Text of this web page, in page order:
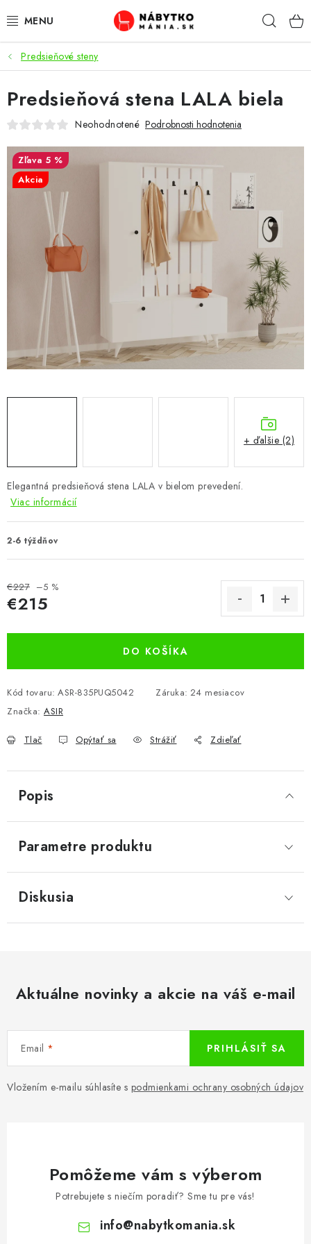
na
VÝPREDAJ
NOVINKY
OBÝVACIA IZBA
KUCHYŇA
SPÁĽŇA
PREDSIENE
PRACOVŇA / KANCELÁRIA
KÚPEĽŇA
DETSKÉ A ŠTUDENTSKÉ
Kontakty Podmienky ochrany osobných údajov
Obchodné podmienky 2024
Predsieňové steny
Elegantná predsieňová stena LALA v bielom prevedení.
Viac informácií
2-6 týždňov
€227 –5 %
€215
DO KOŠÍKA
Kód tovaru: ASR-835PUQ5042 Záruka: 24 mesiacov
Značka: ASIR
Tlač Opýtať sa Strážiť Zdieľať
Predsieňová stena LALA biela
Neohodnotené Podrobnosti hodnotenia
5 %
Akcia
+ ďalšie (2)
Popis
Parametre produktu
Diskusia
Aktuálne novinky a akcie na váš e-mail
Email
Vložením e-mailu súhlasíte s podmienkami ochrany osobných údajov
PRIHLÁSIŤ SA
Pomôžeme vám s výberom
Potrebujete s niečím poradiť? Sme tu pre vás!
info@nabytkomania.sk